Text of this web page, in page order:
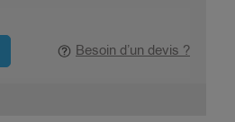
Besoin d’un devis ?